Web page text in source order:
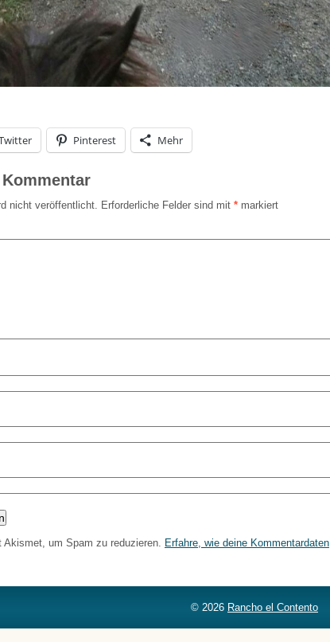
Pinterest Mehr
nicht veröffentlicht. Erforderliche Felder sind mit * markiert
Akismet, um Spam zu reduzieren. Erfahre, wie deine Kommentardaten
© 2026 Rancho el Contento